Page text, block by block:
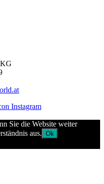
Sie die Website weiter
aus. Ok